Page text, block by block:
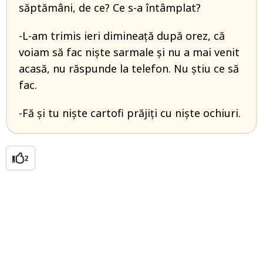
săptămâni, de ce? Ce s-a întâmplat?
-L-am trimis ieri dimineață după orez, că
voiam să fac niște sarmale și nu a mai venit
acasă, nu răspunde la telefon. Nu știu ce să
fac.
-Fă și tu niște cartofi prăjiți cu niște ochiuri.
2